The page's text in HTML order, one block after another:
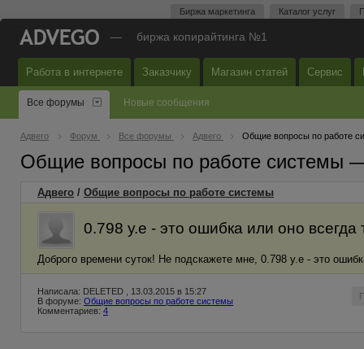
Биржа маркетинга Каталог услуг
— биржа копирайтинга №1
Работа в интернете Заказчику Магазин статей Сервис
Все форумы Новые сообщения
Адвего Форум Все форумы Адвего Общие вопросы по работе
Общие вопросы по работе системы
Адвего / Общие вопросы по работе системы
0.798 у.е - это ошибка или оно
Доброго времени суток! Не подскажете мне, 0.798 у.е - это
Написала: DELETED , 13.03.2015 в 15:27
В форуме: Общие вопросы по работе системы
Комментариев: 4